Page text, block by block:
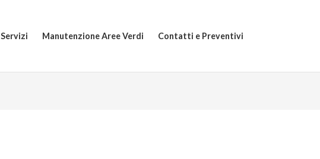
Servizi Manutenzione Aree Verdi Contatti e Preventivi